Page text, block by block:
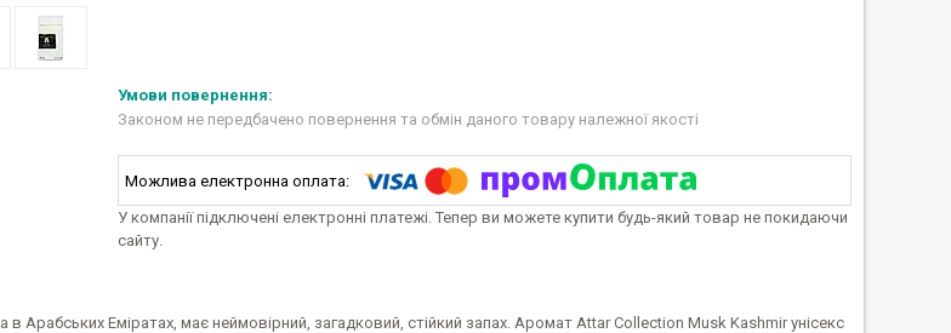
Законом не передбачено повернення та обмін даного товару належної якості
У компанії підключені електронні платежі. Тепер ви можете купити будь-який товар не покидаючи
сайту.
Арабських Еміратах, має неймовірний, загадковий, стійкий запах. Аромат Attar Collection Musk Kashmir унісекс